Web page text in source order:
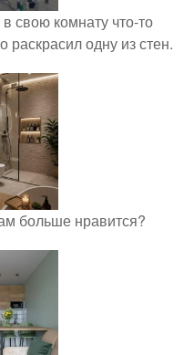
свою комнату что-то
раскрасил одну из стен.
больше нравится?